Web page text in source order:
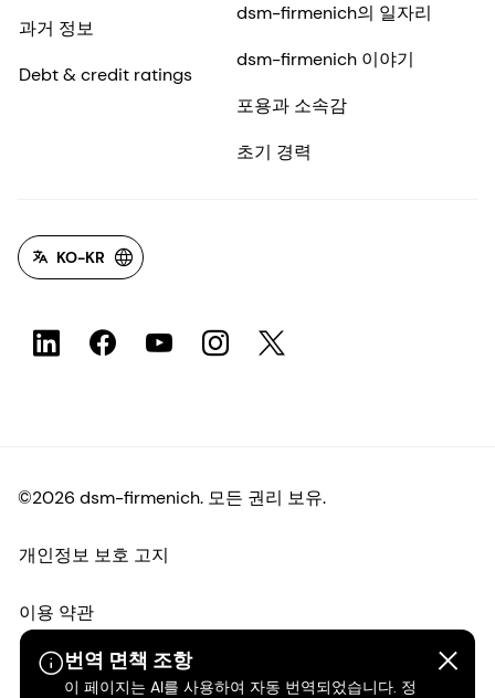
번역 면책 조항
이 페이지는 AI를 사용하여 자동 번역되었습니다. 정
과거 정보
Debt & credit ratings
dsm-firmenich의 일자리
dsm-firmenich 이야기
포용과 소속감
초기 경력
KO-KR
©2026 dsm-firmenich. 모든 권리 보유.
개인정보 보호 고지
이용 약관
약관